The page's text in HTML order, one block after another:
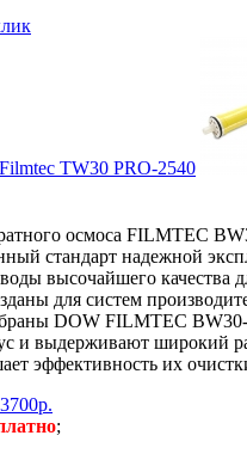
TW30 PRO-2540
осмоса FILMTEC
стандарт надежной
высочайшего качества
для систем
DOW FILMTEC
и выдерживают широкий
эффективность их
;